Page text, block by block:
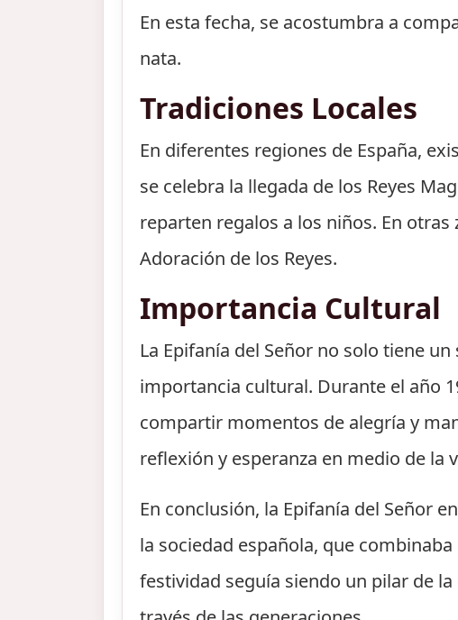
En esta fecha, se acostumbra a
nata.
Tradiciones Locales
En diferentes regiones de España,
se celebra la llegada de los Reyes
reparten regalos a los niños. En
Adoración de los Reyes.
Importancia Cultural
La Epifanía del Señor no solo tiene
importancia cultural. Durante el año
compartir momentos de alegría y
reflexión y esperanza en medio de la
En conclusión, la Epifanía del Señor
la sociedad española, que
festividad seguía siendo un pilar de